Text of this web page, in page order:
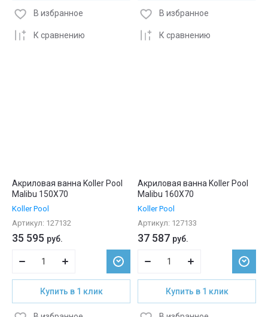
К сравнению
В избранное
К сравнению
В избранное
Акриловая ванна Koller Pool
Malibu 150X70
Koller Pool
Артикул: 127132
35 595 руб.
Купить в 1 клик
Акриловая ванна Koller Pool
Malibu 160X70
Koller Pool
Артикул: 127133
37 587 руб.
Купить в 1 клик